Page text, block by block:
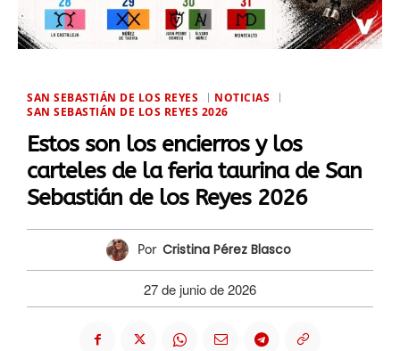
SAN SEBASTIÁN DE LOS REYES
NOTICIAS
SAN SEBASTIÁN DE LOS REYES 2026
Estos son los encierros y los
carteles de la feria taurina de San
Sebastián de los Reyes 2026
Por Cristina Pérez Blasco
27 de junio de 2026